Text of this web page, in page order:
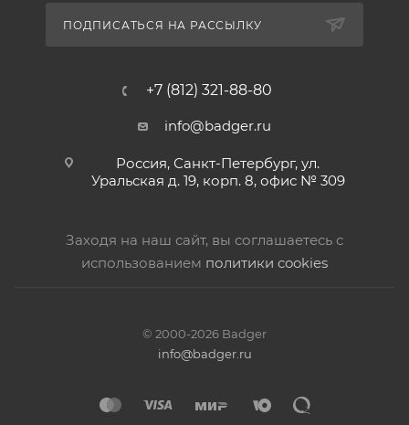
ПОДПИСАТЬСЯ НА РАССЫЛКУ
+7 (812) 321-88-80
info@badger.ru
Россия, Санкт-Петербург, ул.
Уральская д. 19, корп. 8, офис № 309
Заходя на наш сайт, вы соглашаетесь с
использованием политики cookies
© 2000-2026 Badger
info@badger.ru